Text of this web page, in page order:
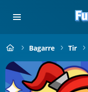
Bagarre Tir